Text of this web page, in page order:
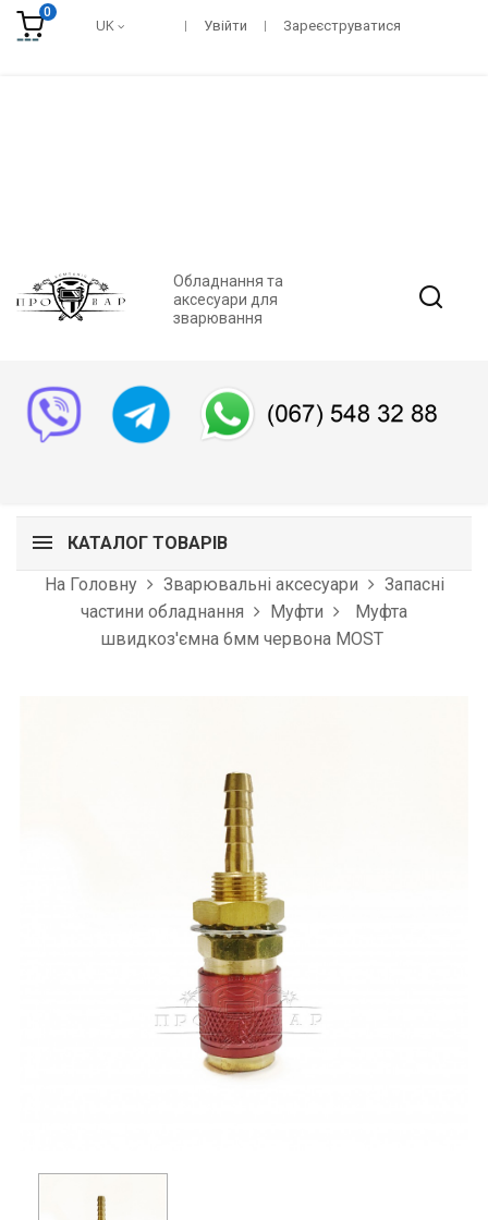
0
UK Увійти Зареєструватися
Обладнання та
аксесуари для
зварювання
КАТАЛОГ ТОВАРІВ
На Головну
Зварювальні аксесуари
Запасні
частини обладнання
Муфти
Муфта
швидкоз'ємна 6мм червона MOST